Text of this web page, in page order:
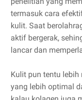
termasuk cara
kulit. Saat
aktif bergerak,
lancar dan
Kulit pun tentu lebih
yang lebih optimal